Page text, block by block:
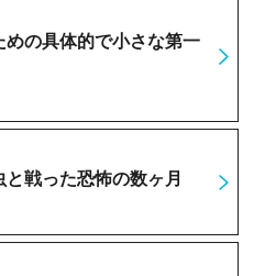
の具体的で小さな第一
戦った恐怖の数ヶ月